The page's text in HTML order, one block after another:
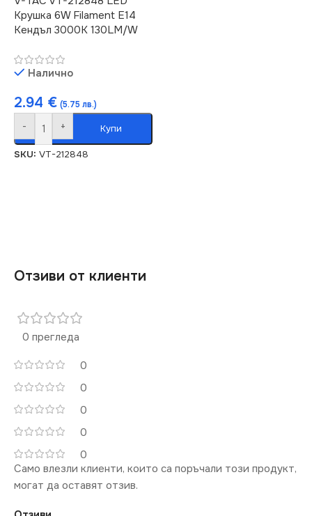
Крушка 6W Filament E14
Кендъл 3000К 130LM/W
Налично
2.94 € (5.75 лв.)
- + Купи
SKU: VT-212848
Отзиви от клиенти
0 прегледа
0
0
0
0
0
Само влезли клиенти, които са поръчали този продукт,
могат да оставят отзив.